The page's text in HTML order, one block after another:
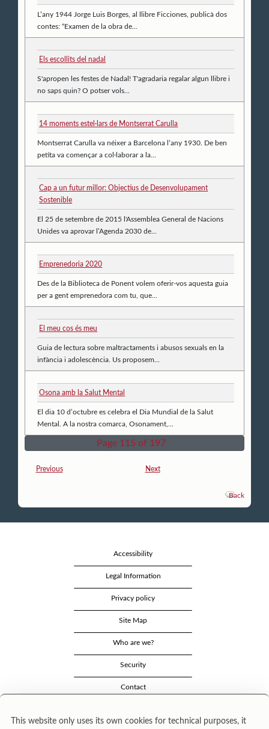
L’any 1944 Jorge Luis Borges, al llibre Ficciones, publicà dos
contes: “Examen de la obra de...
Els escollits del nadal
S'apropen les festes de Nadal! T'agradaria regalar algun llibre i
no saps quin? O potser vols...
14 moments estel·lars de Montserrat Carulla
Montserrat Carulla va néixer a Barcelona l’any 1930. De ben
petita va començar a col·laborar a la...
Cap a un futur millor: Objectius de Desenvolupament
Sostenible
El 25 de setembre de 2015 l'Assemblea General de Nacions
Unides va aprovar l’Agenda 2030 de...
Emprenedoria 2020
Des de la Biblioteca de Ponent volem oferir-vos aquesta guia
per a gent emprenedora com tu, que...
El meu cos és meu
Guia de lectura sobre maltractaments i abusos sexuals en la
infància i adolescència. Us proposem...
Osona amb la Salut Mental
El dia 10 d’octubre es celebra el Dia Mundial de la Salut
Mental. A la nostra comarca, Osonament,...
Page 115 of 197
Previous Next
Back
Accessibility
Legal Information
Privacy policy
Site Map
Who are we?
Security
Contact
This website only uses its own cookies for technical purposes, it